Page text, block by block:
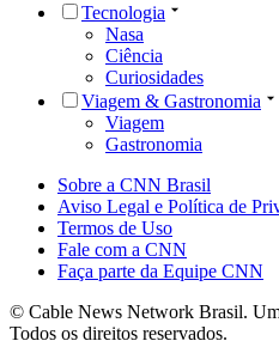
Tecnologia
Nasa
Ciência
Curiosidades
Viagem & Gastronomia
Viagem
Gastronomia
Sobre a CNN Brasil
Aviso Legal e Política de
Termos de Uso
Fale com a CNN
Faça parte da Equipe CNN
© Cable News Network Brasil.
Todos os direitos reservados.